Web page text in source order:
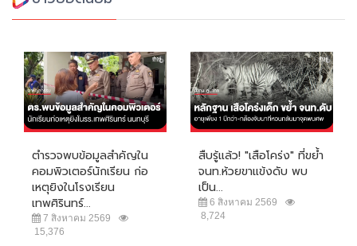
ตำรวจพบข้อมูลสำคัญใน
คอมพิวเตอร์นักเรียน ก่อ
เหตุยิงในโรงเรียน
เทพศิรินทร์...
7 สิงหาคม 2569
15,376
สืบรู้แล้ว! "เสือโคร่ง" ที่ขย้ำ
จนท.ห้วยขาแข้งดับ พบ
เป็น...
6 สิงหาคม 2569
8,724